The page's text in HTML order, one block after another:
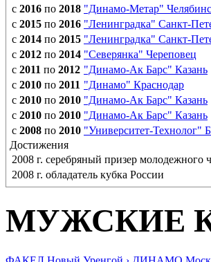
с 2016 по 2018 "Динамо-Метар"
с 2015 по 2016 "Ленинградка" Санкт-
с 2014 по 2015 "Ленинградка" Санкт-
с 2012 по 2014 "Северянка" Череповец
с 2011 по 2012 "Динамо-Ак Барс" Казань
с 2010 по 2011 "Динамо" Краснодар
с 2010 по 2010 "Динамо-Ак Барс" Казань
с 2010 по 2010 "Динамо-Ак Барс" Казань
с 2008 по 2010 "Университет-Технолог"
Достижения
2008 г. серебряный призер молодежного
2008 г. обладатель кубка России
МУЖСКИЕ